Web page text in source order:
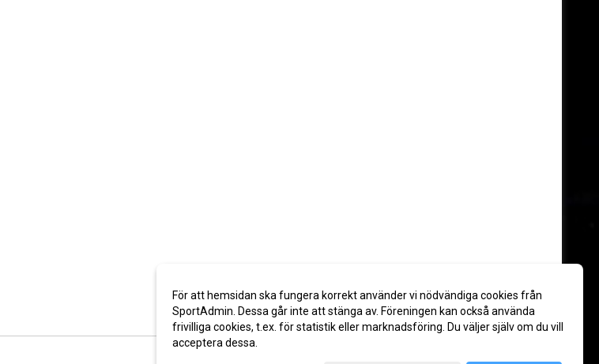
För att hemsidan ska fungera korrekt använder vi nödvändiga cookies från
SportAdmin. Dessa går inte att stänga av. Föreningen kan också använda
frivilliga cookies, t.ex. för statistik eller marknadsföring. Du väljer själv om du vill
acceptera dessa.